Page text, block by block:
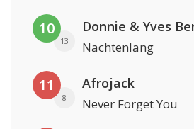
10
13
Donnie & Yves
Nachtenlang
11
8
Afrojack
Never Forget You